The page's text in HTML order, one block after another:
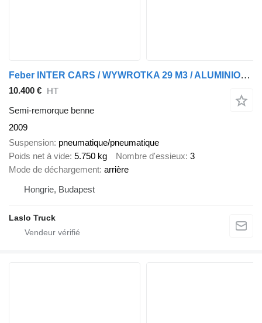
Feber INTER CARS / WYWROTKA 29 M3 / ALUMINIOWA / RYNNA / OŚ PODNOSZON
10.400 € HT
Semi-remorque benne
2009
Suspension pneumatique/pneumatique
Poids net à vide 5.750 kg Nombre d'essieux 3
Mode de déchargement arrière
Hongrie, Budapest
Laslo Truck